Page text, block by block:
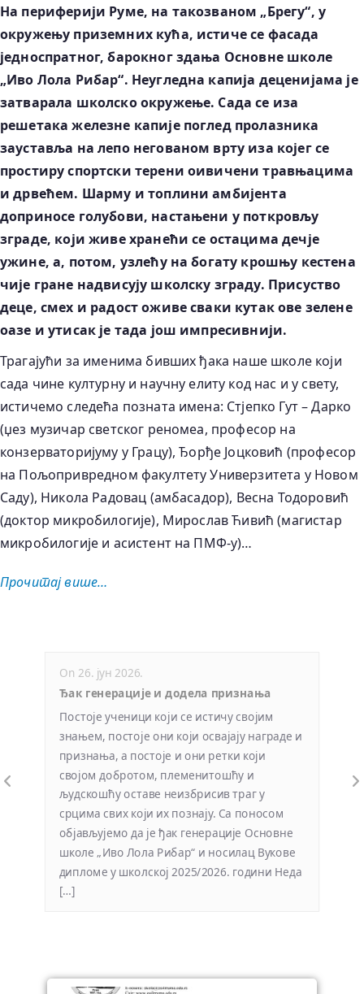
На периферији Руме, на такозваном „Брегу“, у
окружењу приземних кућа, истиче се фасада
једноспратног, барокног здања Основне школе
„Иво Лола Рибар“. Неугледна капија деценијама је
затварала школско окружење. Сада се иза
решетака железне капије поглед пролазника
зауставља на лепо негованом врту иза којег се
простиру спортски терени оивичени травњацима
и дрвећем. Шарму и топлини амбијента
доприносе голубови, настањени у поткровљу
зграде, који живе хранећи се остацима дечје
ужине, а, потом, узлећу на богату крошњу кестена
чије гране надвисују школску зграду. Присуство
деце, смех и радост оживе сваки кутак ове зелене
оазе и утисак је тада још импресивнији.
Трагајући за именима бивших ђака наше школе који
сада чине културну и научну елиту код нас и у свету,
истичемo следећа позната имена: Стјепко Гут – Дарко
(џез музичар светског реномеа, професор на
конзерваторијуму у Грацу), Ђорђе Јоцковић (професор
на Пољопривредном факултету Универзитета у Новом
Саду), Никола Радовац (амбасадор), Весна Тодоровић
(доктор микробилогије), Мирослав Ћивић (магистар
микробилогије и асистент на ПМФ-у)…
Прочитај више…
On 26. јун 2026.
Ђак генерације и додела признања
Постоје ученици који се истичу својим
знањем, постоје они који освајају награде и
признања, а постоје и они ретки који
својом добротом, племенитошћу и
људскошћу оставе неизбрисив траг у
срцима свих који их познају. Са поносом
објављујемо да је ђак генерације Основне
школе „Иво Лола Рибар“ и носилац Вукове
дипломе у школској 2025/2026. години Неда
[…]